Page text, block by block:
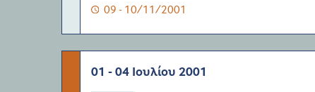
09 - 10/11/2001
01 - 04 Ιουλίου 2001